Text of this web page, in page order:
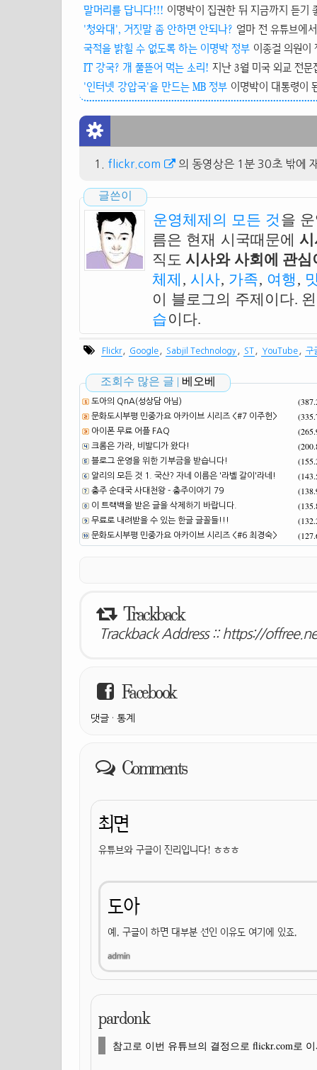
말머리를 답니다!!! 이명박이 집권한 뒤 지금까지 듣기
'청와대', 거짓말 좀 안하면 안되나? 얼마 전 유튜브에
국적을 밝힐 수 없도록 하는 이명박 정부 이종걸 의원이
IT 강국? 개 풀뜯어 먹는 소리! 지난 3월 미국 외교 전
'인터넷 강압국'을 만드는 MB 정부 이명박이 대통령이
flickr.com 의 동영상은 1분 30초 밖에
글쓴이
운영체제의 모든 것 을
름은 현재 시국때문에
직도 시사와 사회에 관
체제 , 시사, 가족, 여행 ,
이 블로그의 주제이다.
습이다.
Flickr Google Sabjil Technology ST YouTube 구
조회수 많은 글 | 베오베
도아의 QnA(성상담 아님)
문화도시부평 민중가요 아카이브 시리즈 <#7 이주헌>
아이폰 무료 어플 FAQ
크롬은 가라, 비발디가 왔다!
블로그 운영을 위한 기부금을 받습니다!
알리의 모든 것 1. 국산? 자네 이름은 '라벨 갈이'라네!
충주 순대국 사대천왕 - 충주이야기 79
이 트랙백을 받은 글을 삭제하기 바랍니다.
무료로 내려받을 수 있는 한글 글꼴들!!!
문화도시부평 민중가요 아카이브 시리즈 <#6 최경숙>
Trackback
Trackback Address :: https://
Facebook
댓글 · 통계
Comments
최면
유튜브와 구글이 진리입니다! ㅎㅎㅎ
도아
예. 구글이 하면 대부분 선인 이유도 여기에 있죠.
pardonk
참고로 이번 유튜브의 결정으로 flickr.com로